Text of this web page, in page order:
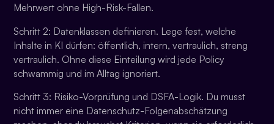
Mehrwert ohne High-Risk-Fallen.
Schritt 2: Datenklassen definieren. Lege fest, welche
Inhalte in KI dürfen: öffentlich, intern, vertraulich, streng
vertraulich. Ohne diese Einteilung wird jede Policy
schwammig und im Alltag ignoriert.
Schritt 3: Risiko-Vorprüfung und DSFA-Logik. Du musst
nicht immer eine Datenschutz-Folgenabschätzung